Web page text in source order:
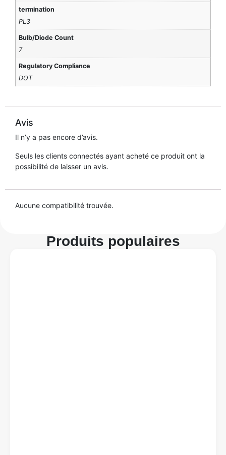
termination
PL3
Bulb/Diode Count
7
Regulatory Compliance
DOT
Avis
Il n’y a pas encore d’avis.
Seuls les clients connectés ayant acheté ce produit ont la
possibilité de laisser un avis.
Aucune compatibilité trouvée.
Produits populaires